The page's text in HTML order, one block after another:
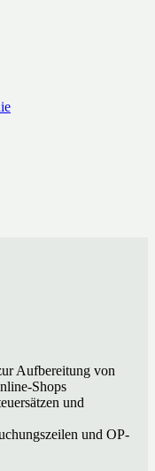
Aufbereitung von
Shops
und
und OP-